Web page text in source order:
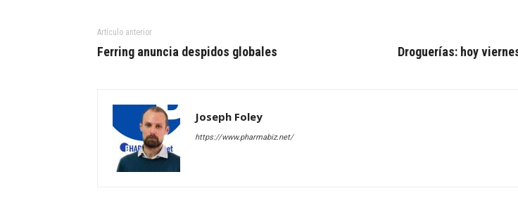
Artículo anterior
Ferring anuncia despidos globales Droguerías: hoy
Joseph Foley
https://www.pharmabiz.net/